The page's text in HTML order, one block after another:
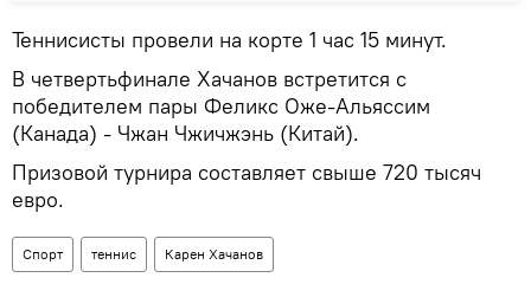
Теннисисты провели на корте 1 час 15 минут.
В четвертьфинале Хачанов встретится с
победителем пары Феликс Оже-Альяссим
(Канада) - Чжан Чжичжэнь (Китай).
Призовой турнира составляет свыше 720 тысяч
евро.
Спорт теннис Карен Хачанов